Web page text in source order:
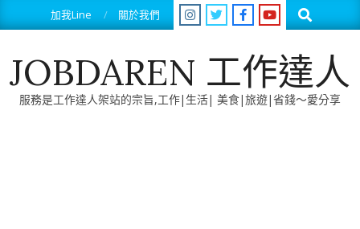
to
加我Line 關於我們 Search
JOBDAREN 工作達人
服務是工作達人架站的宗旨,工作|生活| 美食|旅遊|省錢～愛分享